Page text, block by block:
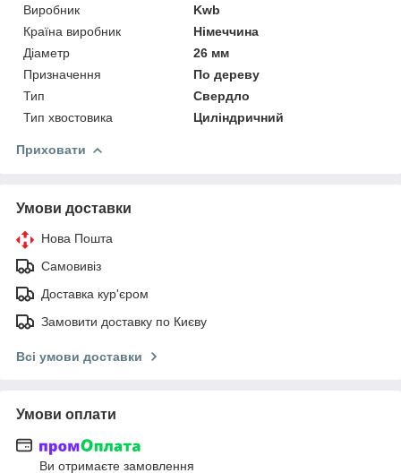
Виробник
Kwb
Країна виробник
Німеччина
Діаметр
26 мм
Призначення
По дереву
Тип
Свердло
Тип хвостовика
Циліндричний
Приховати
Умови доставки
Нова Пошта
Самовивіз
Доставка кур'єром
Замовити доставку по Києву
Всі умови доставки
Умови оплати
Ви отримаєте замовлення